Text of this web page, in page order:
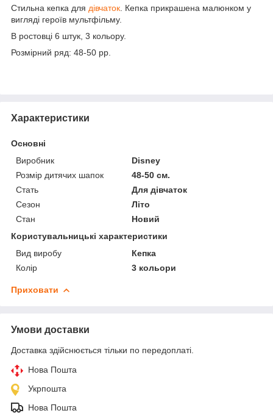
Стильна кепка для дівчаток . Кепка прикрашена малюнком у
вигляді героїв мультфільму.
В ростовці 6 штук, 3 кольору.
Розмірний ряд: 48-50 рр.
Характеристики
Основні
Виробник
Disney
Розмір дитячих шапок
48-50 см.
Стать
Для дівчаток
Сезон
Літо
Стан
Новий
Користувальницькі характеристики
Вид виробу
Кепка
Колір
3 кольори
Приховати
Умови доставки
Доставка здійснюється тільки по передоплаті.
Нова Пошта
Укрпошта
Нова Пошта